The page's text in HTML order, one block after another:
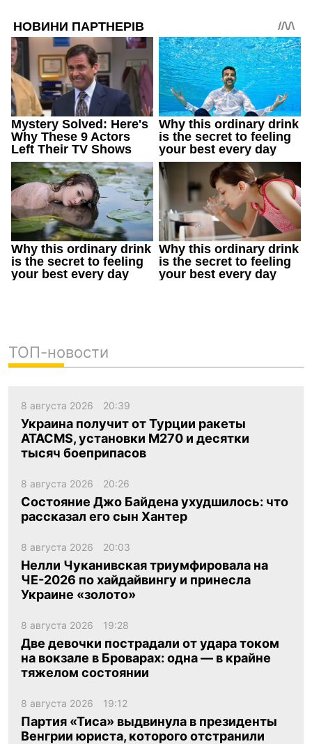
ТОП-новости
8 августа 2026 20:39
Украина получит от Турции ракеты
ATACMS, установки M270 и десятки
тысяч боеприпасов
8 августа 2026 20:26
Состояние Джо Байдена ухудшилось: что
рассказал его сын Хантер
8 августа 2026 20:03
Нелли Чуканивская триумфировала на
ЧЕ-2026 по хайдайвингу и принесла
Украине «золото»
8 августа 2026 19:28
Две девочки пострадали от удара током
на вокзале в Броварах: одна — в крайне
тяжелом состоянии
8 августа 2026 19:12
Партия «Тиса» выдвинула в президенты
Венгрии юриста, которого отстранили